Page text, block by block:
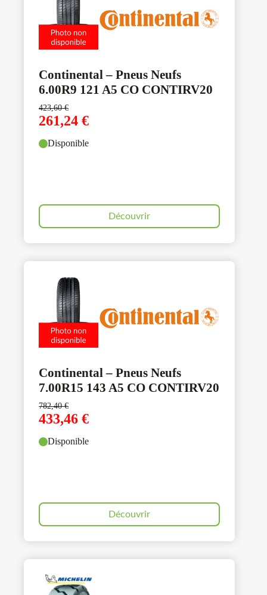
Continental – Pneus Neufs
6.00R9 121 A5 CO CONTIRV20
423,60€
261,24 €
Disponible
Découvrir
Continental – Pneus Neufs
7.00R15 143 A5 CO CONTIRV20
782,40€
433,46 €
Disponible
Découvrir